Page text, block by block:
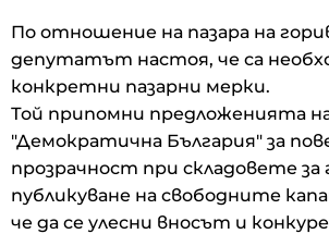
По отношение на пазара на
депутатът настоя, че са
конкретни пазарни мерки.
Той припомни предложенията
"Демократична България" за
прозрачност при складовете за
публикуване на свободните
че да се улесни вносът и